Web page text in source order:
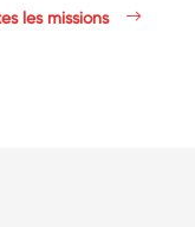
les missions